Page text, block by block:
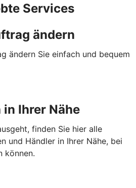
Services
ändern
ändern Sie einfach und bequem
Ihrer Nähe
finden Sie hier alle
und Händler in Ihrer Nähe, bei
können.